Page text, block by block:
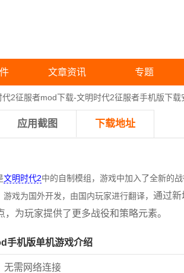
文章资讯 专题
2征服者mod下载-文明时代2征服者手机版下载
应用截图 下载地址
文明时代2中的自制模组，游戏中加入了全新的
戏为国外开发，由国内玩家进行翻译， 通过新
，为玩家提供了更多战役和策略元素。
手机版单机游戏介绍
无需网络连接